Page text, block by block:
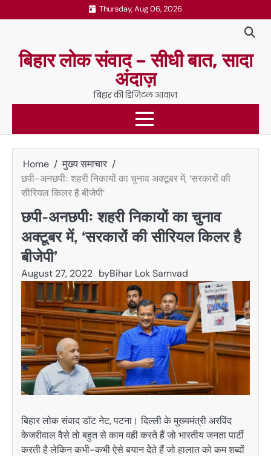
to
Thursday, Aug 06, 2026
बिहार लोक संवाद – सीधी बात, सादा
अंदाज़
बिहार की डिजिटल आवाज़
Home
मुख्य समाचार
छपी-अनछपीः शहरी निकायों का चुनाव अक्टूबर में, ‘सरकारों की
सीरियल किलर है बीजेपी’
छपी-अनछपीः शहरी निकायों का चुनाव
अक्टूबर में, ‘सरकारों की सीरियल किलर है
बीजेपी’
August 27, 2022 byBihar Lok Samvad
बिहार लोक संवाद डाॅट नेट, पटना। दिल्ली के मुख्यमंत्री अरविंद
केजरीवाल वैसे तो बहुत से काम वही करते हैं जो भारतीय जनता पार्टी
करती है लेकिन कभी-कभी ऐसे बयान देेते हैं जो हालात को कम शब्दों